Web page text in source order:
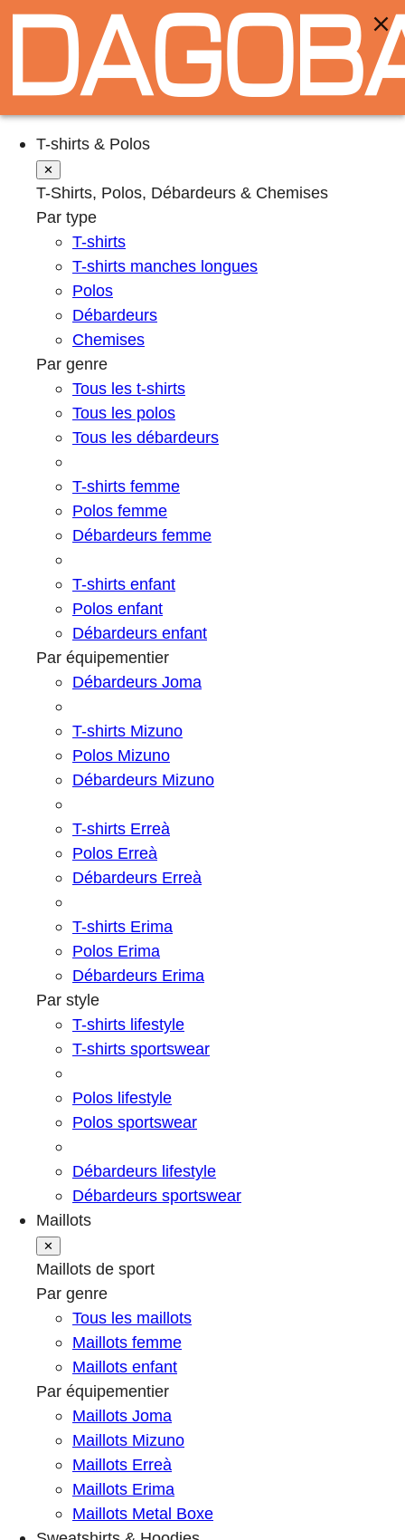
T-shirts & Polos
✕
T-Shirts, Polos, Débardeurs & Chemises
Par type
T-shirts
T-shirts manches longues
Polos
Débardeurs
Chemises
Par genre
Tous les t-shirts
Tous les polos
Tous les débardeurs
T-shirts femme
Polos femme
Débardeurs femme
T-shirts enfant
Polos enfant
Débardeurs enfant
Par équipementier
Débardeurs Joma
T-shirts Mizuno
Polos Mizuno
Débardeurs Mizuno
T-shirts Erreà
Polos Erreà
Débardeurs Erreà
T-shirts Erima
Polos Erima
Débardeurs Erima
Par style
T-shirts lifestyle
T-shirts sportswear
Polos lifestyle
Polos sportswear
Débardeurs lifestyle
Débardeurs sportswear
Maillots
✕
Maillots de sport
Par genre
Tous les maillots
Maillots femme
Maillots enfant
Par équipementier
Maillots Joma
Maillots Mizuno
Maillots Erreà
Maillots Erima
Maillots Metal Boxe